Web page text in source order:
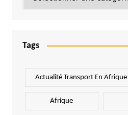
Tags
Actualité Transport En Afrique
Afrique